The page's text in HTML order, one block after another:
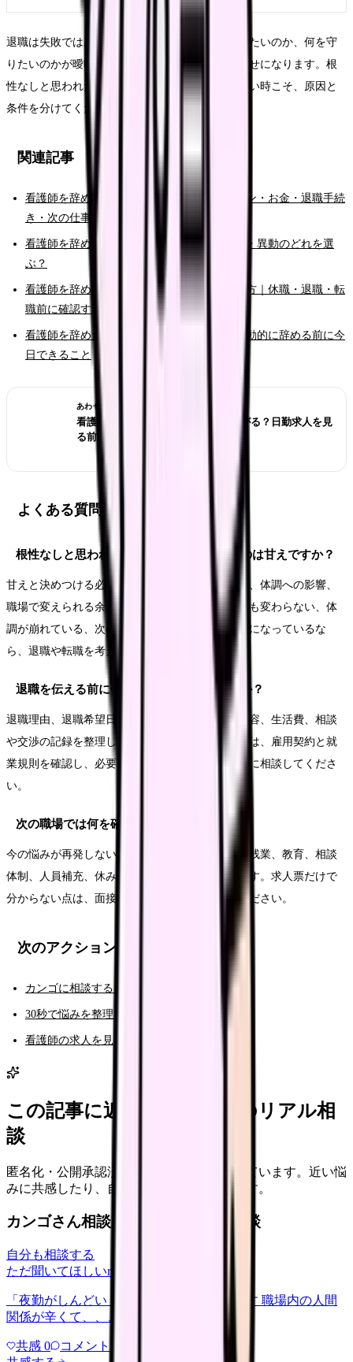
退職は失敗ではありません。ただし、何から逃げたいのか、何を守
りたいのかが曖昧なままだと、次の選択肢が運任せになります。根
性なしと思われたくなくて辞められないで辞めたい時こそ、原因と
条件を分けてください。
関連記事
看護師を辞めたい時の完全ガイド。限界サイン・お金・退職手続
き・次の仕事まで整理
看護師を辞めたい時の判断基準｜転職・休職・異動のどれを選
ぶ？
看護師を辞めたいけどお金が不安な時の考え方｜休職・退職・転
職前に確認すること
看護師を辞めたいと強く思った時の初動｜衝動的に辞める前に今
日できること
あわせて読みたい
看護師が夜勤なしにすると給料は下がる？日勤求人を見
る前の収入チェック
よくある質問
根性なしと思われたくなくて辞められないのは甘えですか？
甘えと決めつける必要はありません。悩みの原因、体調への影響、
職場で変えられる余地を分けて見ます。相談しても変わらない、体
調が崩れている、次の職場で避けたい条件が明確になっているな
ら、退職や転職を考える十分な理由になります。
退職を伝える前に何を準備すればいいですか？
退職理由、退職希望日、有休残日数、引き継ぎ内容、生活費、相談
や交渉の記録を整理します。法的な不安がある時は、雇用契約と就
業規則を確認し、必要に応じて公的窓口や専門家に相談してくださ
い。
次の職場では何を確認すればいいですか？
今の悩みが再発しない条件を確認します。夜勤、残業、教育、相談
体制、人員補充、休みやすさ、給与の内訳などです。求人票だけで
分からない点は、面接や見学で具体的に聞いてください。
次のアクション
カンゴに相談する（AI相談）
30秒で悩みを整理する（悩み診断）
看護師の求人を見る
この記事に近い看護師さんのリアル相
談
匿名化・公開承認済みの本音だけを表示しています。近い悩
みに共感したり、自分の状況を投稿できます。
カンゴさん相談室から共有された相談
自分も相談する
ただ聞いてほしいrelationships
「夜勤がしんどい」について相談したいです 職場内の人間
関係が辛くて、、、
共感 0 コメント